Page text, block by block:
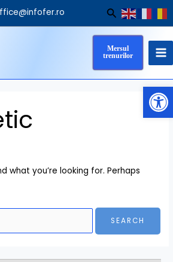
Search
Mersul
trenurilor
what you’re looking for. Perhaps